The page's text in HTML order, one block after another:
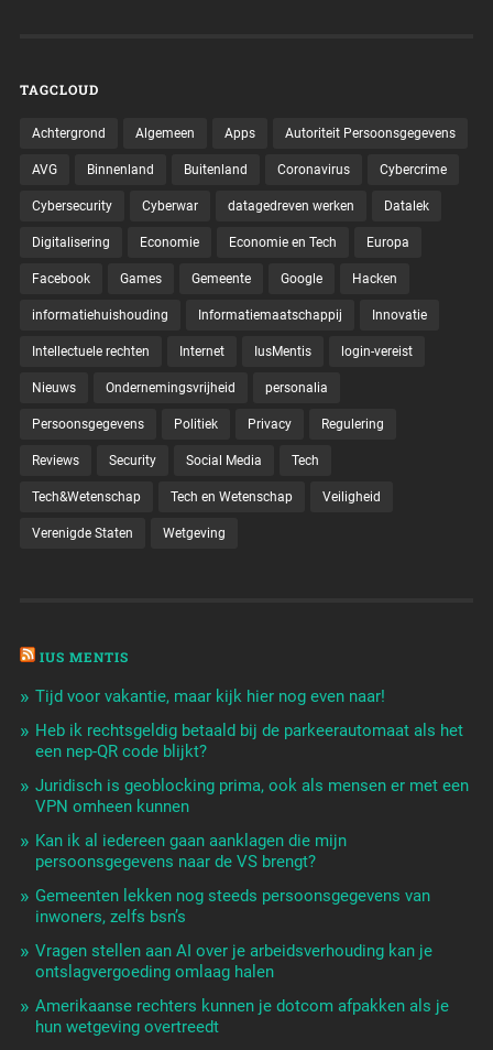
TAGCLOUD
Achtergrond Algemeen Apps Autoriteit Persoonsgegevens
AVG Binnenland Buitenland Coronavirus Cybercrime
Cybersecurity Cyberwar datagedreven werken Datalek
Digitalisering Economie Economie en Tech Europa
Facebook Games Gemeente Google Hacken
informatiehuishouding Informatiemaatschappij Innovatie
Intellectuele rechten Internet IusMentis login-vereist
Nieuws Ondernemingsvrijheid personalia
Persoonsgegevens Politiek Privacy Regulering
Reviews Security Social Media Tech
Tech&Wetenschap Tech en Wetenschap Veiligheid
Verenigde Staten Wetgeving
IUS MENTIS
Tijd voor vakantie, maar kijk hier nog even naar!
Heb ik rechtsgeldig betaald bij de parkeerautomaat als het
een nep-QR code blijkt?
Juridisch is geoblocking prima, ook als mensen er met een
VPN omheen kunnen
Kan ik al iedereen gaan aanklagen die mijn
persoonsgegevens naar de VS brengt?
Gemeenten lekken nog steeds persoonsgegevens van
inwoners, zelfs bsn’s
Vragen stellen aan AI over je arbeidsverhouding kan je
ontslagvergoeding omlaag halen
Amerikaanse rechters kunnen je dotcom afpakken als je
hun wetgeving overtreedt